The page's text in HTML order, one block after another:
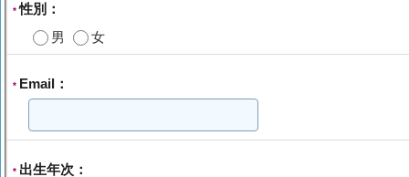
*性別：
男
女
* Email：
* 出生年次：